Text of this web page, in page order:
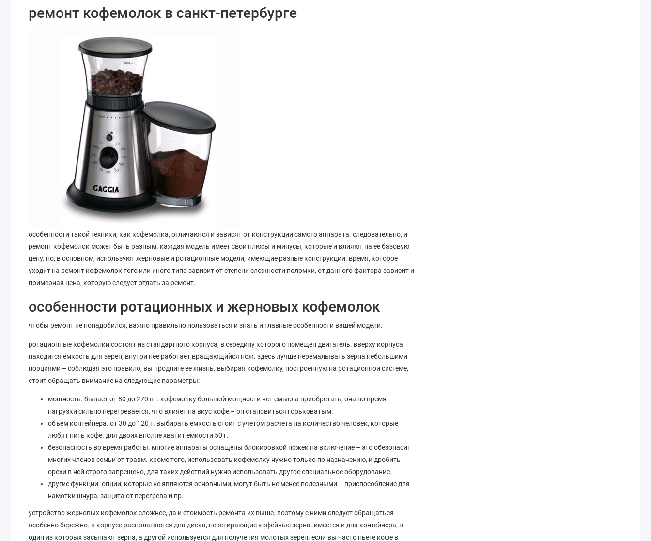
ремонт кофемолок в санкт-петербурге
особенности такой техники, как кофемолка, отличаются и зависят от конструкции самого аппарата. следовательно, и
ремонт кофемолок может быть разным. каждая модель имеет свои плюсы и минусы, которые и влияют на ее базовую
цену. но, в основном, используют жерновые и ротационные модели, имеющие разные конструкции. время, которое
уходит на ремонт кофемолок того или иного типа зависит от степени сложности поломки, от данного фактора зависит и
примерная цена, которую следует отдать за ремонт.
особенности ротационных и жерновых кофемолок
чтобы ремонт не понадобился, важно правильно пользоваться и знать и главные особенности вашей модели.
ротационные кофемолки состоят из стандартного корпуса, в середину которого помещен двигатель. вверху корпуса
находится ёмкость для зерен, внутри нее работает вращающийся нож. здесь лучше перемалывать зерна небольшими
порциями – соблюдая это правило, вы продлите ее жизнь. выбирая кофемолку, построенную на ротационной системе,
стоит обращать внимание на следующие параметры:
мощность. бывает от 80 до 270 вт. кофемолку большой мощности нет смысла приобретать, она во время
нагрузки сильно перегревается, что влияет на вкус кофе – он становиться горьковатым.
объем контейнера. от 30 до 120 г. выбирать емкость стоит с учетом расчета на количество человек, которые
любят пить кофе. для двоих вполне хватит емкости 50 г.
безопасность во время работы. многие аппараты оснащены блокировкой ножек на включение – это обезопасит
многих членов семьи от травм. кроме того, использовать кофемолку нужно только по назначению, и дробить
орехи в ней строго запрещено, для таких действий нужно использовать другое специальное оборудование.
другие функции. опции, которые не являются основными, могут быть не менее полезными – приспособление для
намотки шнура, защита от перегрева и пр.
устройство жерновых кофемолок сложнее, да и стоимость ремонта их выше. поэтому с ними следует обращаться
особенно бережно. в корпусе располагаются два диска, перетирающие кофейные зерна. имеется и два контейнера, в
один из которых засыпают зерна, а другой используется для получения молотых зерен. если вы часто пьете кофе в